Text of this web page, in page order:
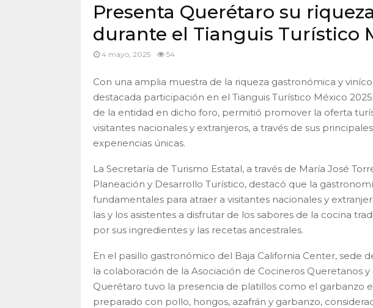
Presenta Querétaro su
durante el Tianguis Turístico
4 mayo, 2025 54
Con una amplia muestra de la riqueza gastronómica y
destacada participación en el Tianguis Turístico México
de la entidad en dicho foro, permitió promover la oferta
visitantes nacionales y extranjeros, a través de sus
experiencias únicas.
La Secretaría de Turismo Estatal, a través de María José
Planeación y Desarrollo Turístico, destacó que la
fundamentales para atraer a visitantes nacionales y
las y los asistentes a disfrutar de los sabores de la cocina
por sus ingredientes y las recetas ancestrales.
En el pasillo gastronómico del Baja California Center, sede
la colaboración de la Asociación de Cocineros Queretanos
Querétaro tuvo la presencia de platillos como el garbanzo
preparado con pollo, hongos, azafrán y garbanzo,